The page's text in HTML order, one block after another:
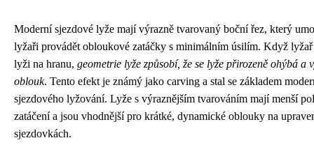
Moderní sjezdové lyže mají výrazně tvarovaný boční řez, který
lyžaři provádět obloukové zatáčky s minimálním úsilím. Když
lyži na hranu, geometrie lyže způsobí, že se lyže přirozeně ohýbá a
oblouk. Tento efekt je známý jako carving a stal se základem
sjezdového lyžování. Lyže s výraznějším tvarováním mají menší
zatáčení a jsou vhodnější pro krátké, dynamické oblouky na
sjezdovkách.